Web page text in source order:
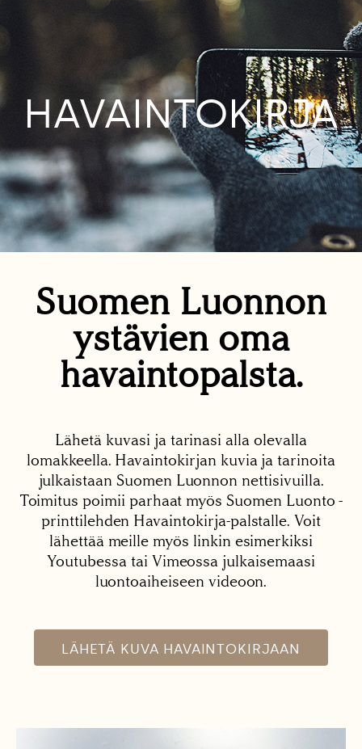
HAVAINTOKIRJA
Suomen Luonnon
ystävien oma
havaintopalsta.
Lähetä kuvasi ja tarinasi alla olevalla
lomakkeella. Havaintokirjan kuvia ja tarinoita
julkaistaan Suomen Luonnon nettisivuilla.
Toimitus poimii parhaat myös Suomen Luonto -
printtilehden Havaintokirja-palstalle. Voit
lähettää meille myös linkin esimerkiksi
Youtubessa tai Vimeossa julkaisemaasi
luontoaiheiseen videoon.
LÄHETÄ KUVA HAVAINTOKIRJAAN